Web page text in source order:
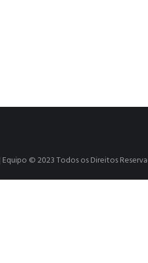
Equipo © 2023 Todos os Direitos